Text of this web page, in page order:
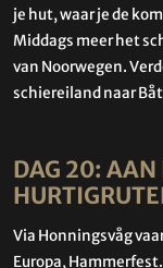
je hut, waar je de
Middags meer het
van Noorwegen.
schiereiland naar
DAG 20: AAN
Via Honningsvåg
Europa,